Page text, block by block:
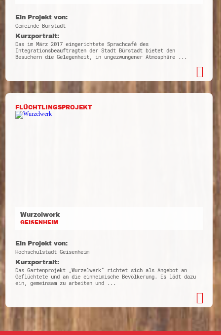
Ein Projekt von:
Gemeinde Bürstadt
Kurzportrait:
Das im März 2017 eingerichtete Sprachcafé des
Integrationsbeauftragten der Stadt Bürstadt bietet den
Besuchern die Gelegenheit, in ungezwungener Atmosphäre ...
FLÜCHTLINGSPROJEKT
Wurzelwerk
GEISENHEIM
Ein Projekt von:
Hochschulstadt Geisenheim
Kurzportrait:
Das Gartenprojekt „Wurzelwerk“ richtet sich als Angebot an
Geflüchtete und an die einheimische Bevölkerung. Es lädt dazu
ein, gemeinsam zu arbeiten und ...